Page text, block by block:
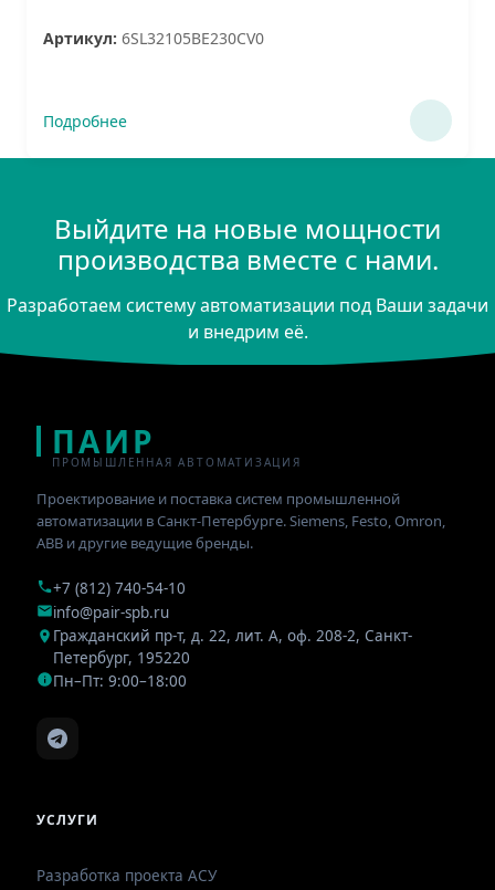
Артикул: 6SL32105BE230CV0
Подробнее
Выйдите на новые мощности
производства вместе с нами.
Разработаем систему автоматизации под Ваши задачи
и внедрим её.
ПАИР
ПРОМЫШЛЕННАЯ АВТОМАТИЗАЦИЯ
Проектирование и поставка систем промышленной
автоматизации в Санкт-Петербурге. Siemens, Festo, Omron,
ABB и другие ведущие бренды.
+7 (812) 740-54-10
info@pair-spb.ru
Гражданский пр-т, д. 22, лит. А, оф. 208-2, Санкт-
Петербург, 195220
Пн–Пт: 9:00–18:00
УСЛУГИ
Разработка проекта АСУ